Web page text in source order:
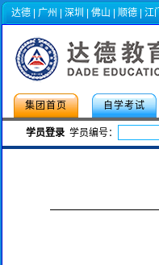
达德 广州 深圳 佛山 顺德 江门
集团首页 自学考试
学员登录学员编号：